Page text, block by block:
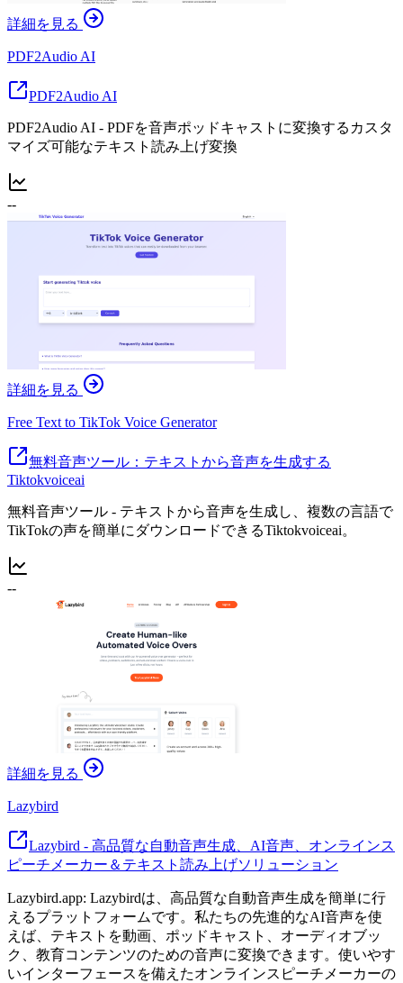
詳細を見る
PDF2Audio AI
PDF2Audio AI
PDF2Audio AI - PDFを音声ポッドキャストに変換するカスタ
マイズ可能なテキスト読み上げ変換
--
詳細を見る
Free Text to TikTok Voice Generator
無料音声ツール：テキストから音声を生成する
Tiktokvoiceai
無料音声ツール - テキストから音声を生成し、複数の言語で
TikTokの声を簡単にダウンロードできるTiktokvoiceai。
--
詳細を見る
Lazybird
Lazybird - 高品質な自動音声生成、AI音声、オンラインス
ピーチメーカー＆テキスト読み上げソリューション
Lazybird.app: Lazybirdは、高品質な自動音声生成を簡単に行
えるプラットフォームです。私たちの先進的なAI音声を使
えば、テキストを動画、ポッドキャスト、オーディオブッ
ク、教育コンテンツのための音声に変換できます。使いやす
いインターフェースを備えたオンラインスピーチメーカーの